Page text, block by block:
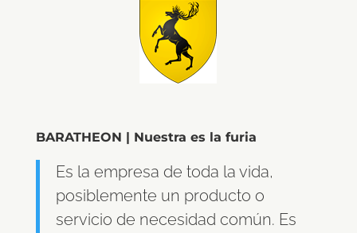
BARATHEON | Nuestra es la furia
Es la empresa de toda la vida,
posiblemente un producto o
servicio de necesidad común. Es